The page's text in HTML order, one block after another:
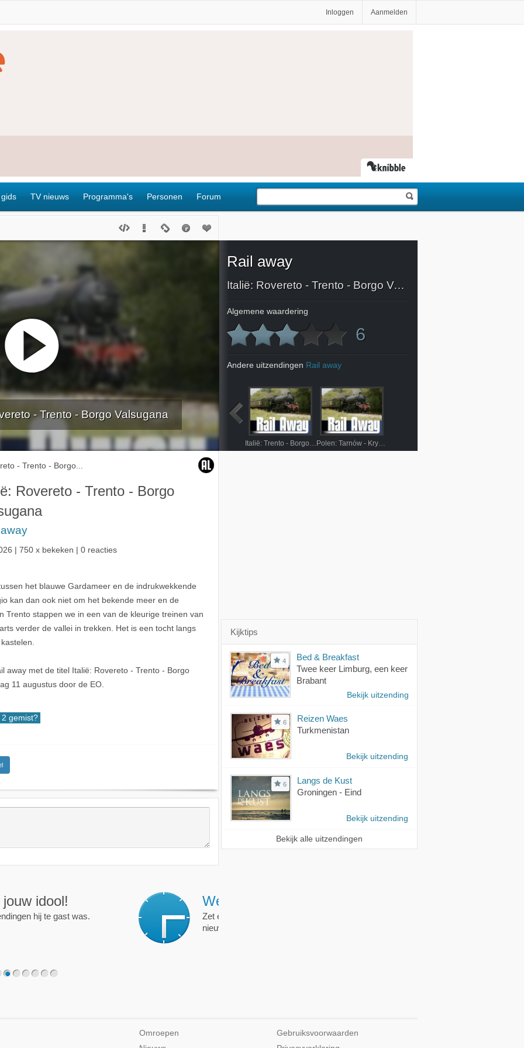
Inloggen Aanmelden
TV nieuws Programma's Personen Forum
- Trento - Borgo Valsugana
- Trento - Borgo...
Rovereto - Trento - Borgo
| 750 x bekeken | 0 reacties
het blauwe Gardameer en de indrukwekkende
kan dan ook niet om het bekende meer en de
Trento stappen we in een van de kleurige treinen van
verder de vallei in trekken. Het is een tocht langs
away met de titel Italië: Rovereto - Trento - Borgo
11 augustus door de EO.
2 gemist?
Rail away
Italië: Rovereto - Trento - Borgo Valsugana
Algemene waardering
6
Andere uitzendingen Rail away
Frankrijk: Estivareilles - Craponne-sur-Arzon Polen: Tarnów - Krynica
Kijktips
4
Bed & Breakfast
Twee keer Limburg, een keer
Brabant
Bekijk uitzending
6
Reizen Waes
Turkmenistan
Bekijk uitzending
6
Langs de Kust
Groningen - Eind
Bekijk uitzending
Bekijk alle uitzendingen
op de hoogte!
programma of persoon en je krijgt een mailtje als er een
Omroepen
Gebruiksvoorwaarden